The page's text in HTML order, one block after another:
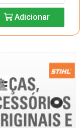
Adicionar